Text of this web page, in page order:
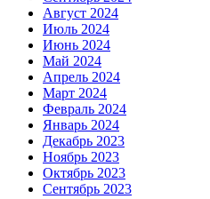
Август 2024
Июль 2024
Июнь 2024
Май 2024
Апрель 2024
Март 2024
Февраль 2024
Январь 2024
Декабрь 2023
Ноябрь 2023
Октябрь 2023
Сентябрь 2023